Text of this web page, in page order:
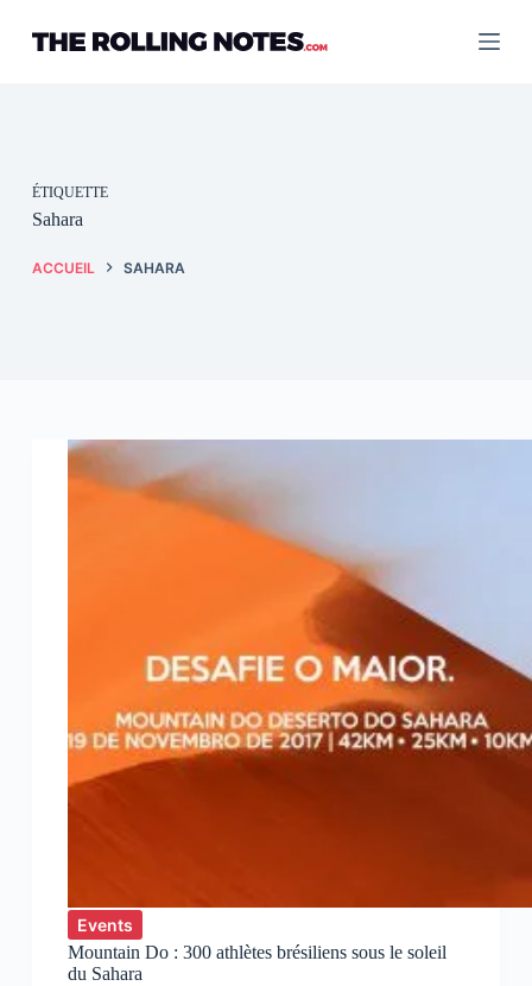
contenu
ÉTIQUETTE
Sahara
ACCUEIL SAHARA
Events
Mountain Do : 300 athlètes brésiliens sous le soleil
du Sahara